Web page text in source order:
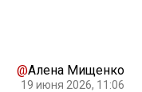
@Алена Мищенко
19 июня 2026, 11:06